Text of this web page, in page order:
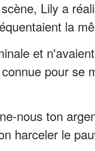
Lily a
la
et
pour se
nous ton
harceler le